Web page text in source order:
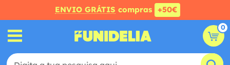
ENVIO GRÁTIS compras +50€
0